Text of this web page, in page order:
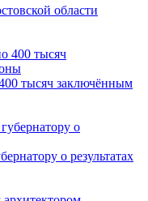
области
400 тысяч заключённым
о результатах